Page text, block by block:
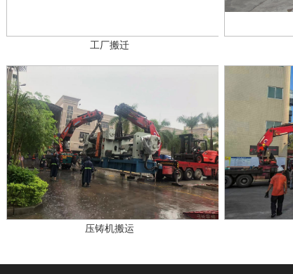
工厂搬迁
压铸机搬运